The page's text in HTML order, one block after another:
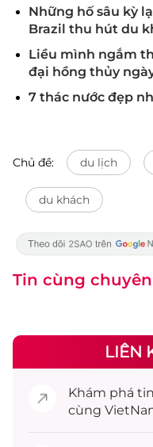
Những hố sâu kỳ
Brazil thu hút du
Liều mình ngắm
đại hồng thủy
7 thác nước đẹp
Chủ đề: du lịch
du khách
Tin cùng
LIÊN
Khám phá
cùng